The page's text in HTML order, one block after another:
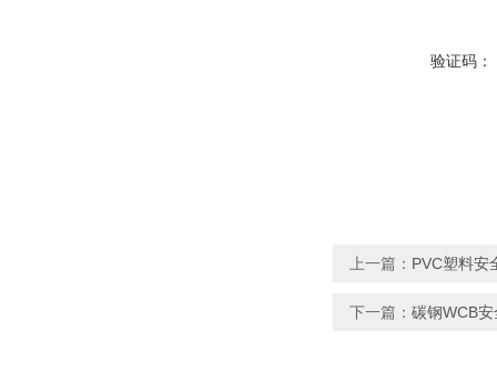
验证码：
上一篇： PVC塑料安
下一篇： 碳钢WCB